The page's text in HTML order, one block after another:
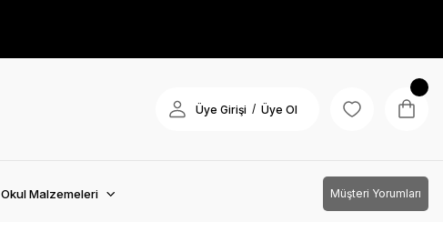
Üye Girişi / Üye Ol
Okul Malzemeleri Müşteri Yorumları